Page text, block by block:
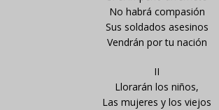
No habrá compasión
Sus soldados asesinos
Vendrán por tu nación
II
Llorarán los niños,
Las mujeres y los viejos